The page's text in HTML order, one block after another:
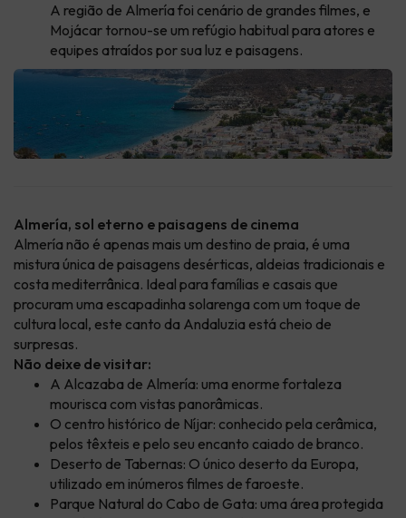
A região de Almería foi cenário de grandes filmes, e
Mojácar tornou-se um refúgio habitual para atores e
equipes atraídos por sua luz e paisagens.
Almería, sol eterno e paisagens de cinema
Almería não é apenas mais um destino de praia, é uma
mistura única de paisagens desérticas, aldeias tradicionais e
costa mediterrânica. Ideal para famílias e casais que
procuram uma escapadinha solarenga com um toque de
cultura local, este canto da Andaluzia está cheio de
surpresas.
Não deixe de visitar:
A Alcazaba de Almería: uma enorme fortaleza
mourisca com vistas panorâmicas.
O centro histórico de Níjar: conhecido pela cerâmica,
pelos têxteis e pelo seu encanto caiado de branco.
Deserto de Tabernas: O único deserto da Europa,
utilizado em inúmeros filmes de faroeste.
Parque Natural do Cabo de Gata: uma área protegida